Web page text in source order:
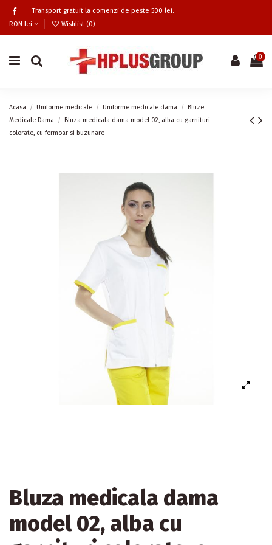
Transport gratuit la comenzi de peste 500 lei.
RON lei
Wishlist (0)
0
Acasa Uniforme medicale Uniforme medicale dama
Bluze
Medicale Dama
Bluza medicala dama model 02, alba cu garnituri
colorate, cu fermoar si buzunare
Bluza medicala dama
model 02, alba cu